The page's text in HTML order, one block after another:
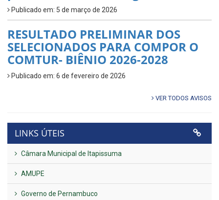
Publicado em: 5 de março de 2026
RESULTADO PRELIMINAR DOS
SELECIONADOS PARA COMPOR O
COMTUR- BIÊNIO 2026-2028
Publicado em: 6 de fevereiro de 2026
VER TODOS AVISOS
LINKS ÚTEIS
Câmara Municipal de Itapissuma
AMUPE
Governo de Pernambuco